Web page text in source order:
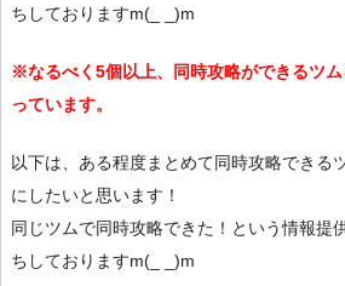
ちしておりますm(_ _)m
※なるべく5個以上、同時攻略ができるツ
っています。
以下は、ある程度まとめて同時攻略できる
にしたいと思います！
同じツムで同時攻略できた！という情報提
ちしておりますm(_ _)m